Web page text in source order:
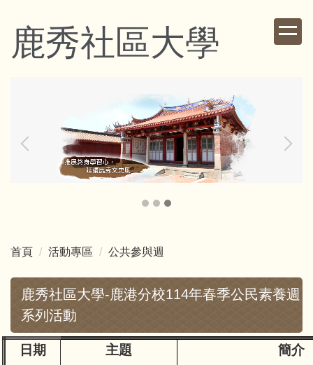
到
要鹿秀社區大學
首頁 活動專區 公共參與週
鹿秀社區大學-鹿港分校114年春季公民素養週
系列活動
日期 主題 簡介